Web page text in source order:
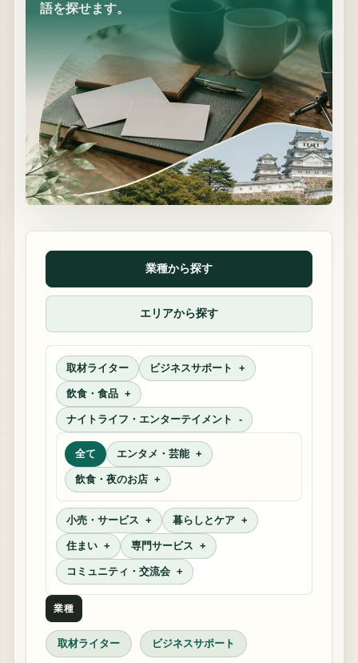
語を探せます。
業種から探す
エリアから探す
取材ライター ビジネスサポート
飲食・食品
ナイトライフ・エンターテイメント
全て エンタメ・芸能
飲食・夜のお店
小売・サービス 暮らしとケア
住まい 専門サービス
コミュニティ・交流会
業種
取材ライター ビジネスサポート